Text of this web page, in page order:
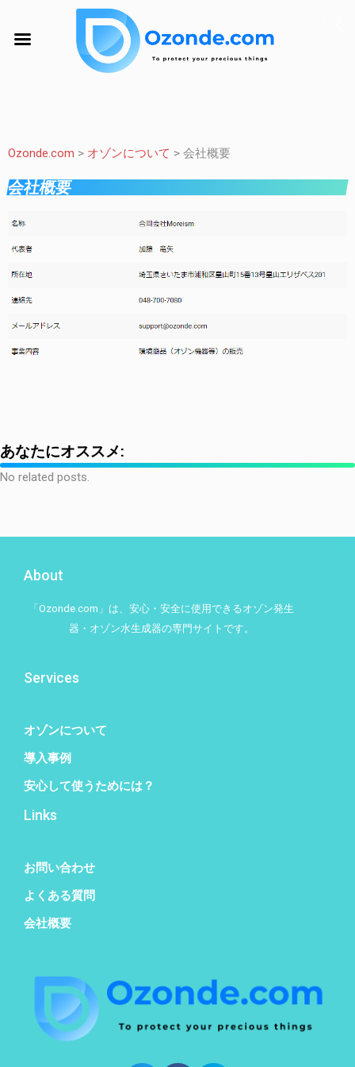
Ozonde.com > オゾンについて > 会社概要
会社概要
あなたにオススメ:
No related posts.
About
「Ozonde.com」は、安心・安全に使用できるオゾン発生
器・オゾン水生成器の専門サイトです。
Services
オゾンについて
導入事例
安心して使うためには？
Links
お問い合わせ
よくある質問
会社概要